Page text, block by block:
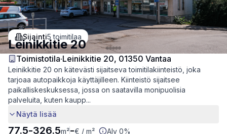
Sijainti5 toimitilaa
Leinikkitie 20
Toimistotila·Leinikkitie 20, 01350 Vantaa
Leinikkitie 20 on kätevästi sijaitseva toimitilakiinteistö, joka
tarjoaa autopaikkoja käyttäjilleen. Kiinteistö sijaitsee
paikalliskeskuksessa, jossa on saatavilla monipuolisia
palveluita, kuten kaupp...
Näytä lisää
77.5-326.5m²-€ / m² Alv 0%